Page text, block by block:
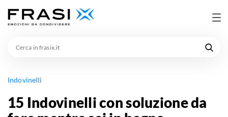
Indovinelli
15 Indovinelli con soluzione da